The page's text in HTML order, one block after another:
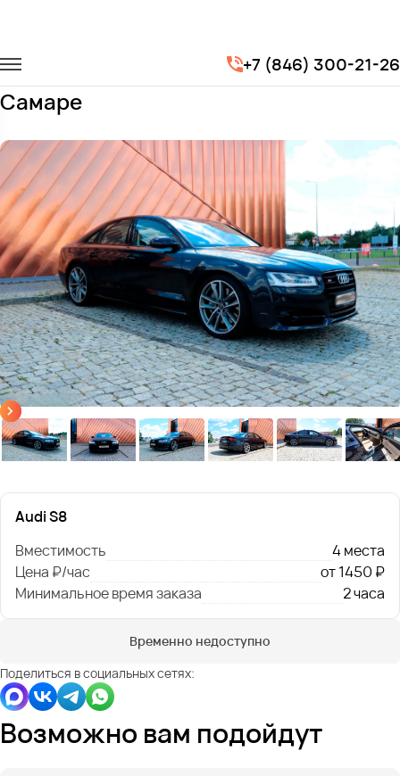
+7 (846) 300-21-26
Легковые автомобили
Заказать Audi S8 с водителем в
Самаре
Audi S8
Вместимость
4 места
Цена ₽/час
от 1450 ₽
Минимальное время заказа
2 часа
Временно недоступно
Поделиться в социальных сетях:
Возможно вам подойдут